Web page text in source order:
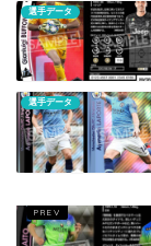
選手データ
選手データ